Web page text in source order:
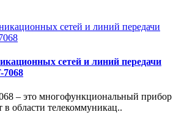
сетей и линий передачи
– это многофункциональный прибор
в области телекоммуникац..